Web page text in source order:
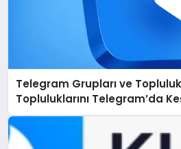
Telegram Grupları ve
Topluluklarını Telegram’da